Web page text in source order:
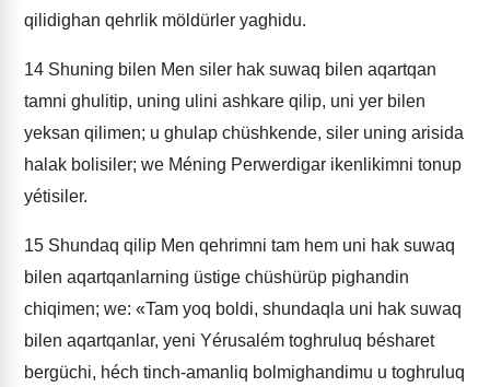
qilidighan qehrlik möldürler yaghidu.
14 Shuning bilen Men siler hak suwaq bilen aqartqan
tamni ghulitip, uning ulini ashkare qilip, uni yer bilen
yeksan qilimen; u ghulap chüshkende, siler uning arisida
halak bolisiler; we Méning Perwerdigar ikenlikimni tonup
yétisiler.
15 Shundaq qilip Men qehrimni tam hem uni hak suwaq
bilen aqartqanlarning üstige chüshürüp pighandin
chiqimen; we: «Tam yoq boldi, shundaqla uni hak suwaq
bilen aqartqanlar, yeni Yérusalém toghruluq bésharet
bergüchi, héch tinch-amanliq bolmighandimu u toghruluq